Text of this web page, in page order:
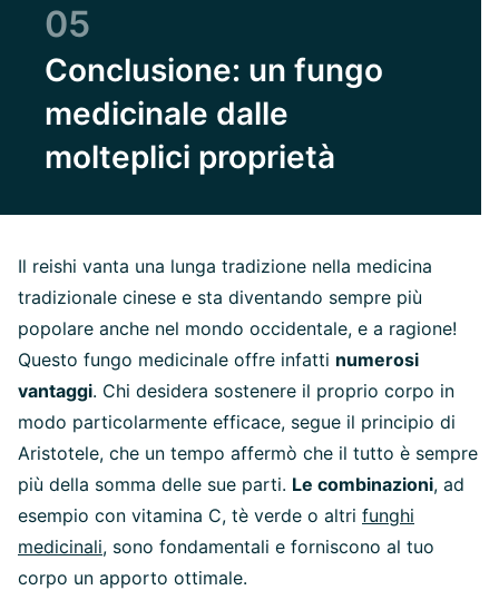
05
Conclusione: un fungo
medicinale dalle
molteplici proprietà
Il reishi vanta una lunga tradizione nella medicina
tradizionale cinese e sta diventando sempre più
popolare anche nel mondo occidentale, e a ragione!
Questo fungo medicinale offre infatti numerosi
vantaggi. Chi desidera sostenere il proprio corpo in
modo particolarmente efficace, segue il principio di
Aristotele, che un tempo affermò che il tutto è sempre
più della somma delle sue parti. Le combinazioni, ad
esempio con vitamina C, tè verde o altri funghi
medicinali, sono fondamentali e forniscono al tuo
corpo un apporto ottimale.